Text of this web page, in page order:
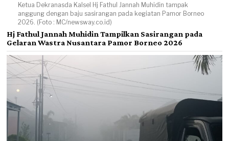
Ketua Dekranasda Kalsel Hj Fathul Jannah Muhidin tampak
anggung dengan baju sasirangan pada kegiatan Pamor Borneo
2026. (Foto : MC/newsway.co.id)
Hj Fathul Jannah Muhidin Tampilkan Sasirangan pada
Gelaran Wastra Nusantara Pamor Borneo 2026